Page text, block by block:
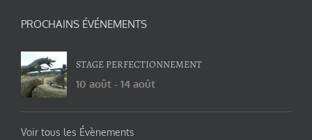
PROCHAINS ÉVÉNEMENTS
STAGE PERFECTIONNEMENT
10 août - 14 août
Voir tous les Évènements